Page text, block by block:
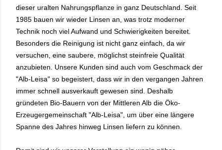
dieser uralten Nahrungspflanze in ganz Deutschland. Seit
1985 bauen wir wieder Linsen an, was trotz moderner
Technik noch viel Aufwand und Schwierigkeiten bereitet.
Besonders die Reinigung ist nicht ganz einfach, da wir
versuchen, eine saubere, möglichst steinfreie Qualität
anzubieten. Unsere Kunden sind auch vom Geschmack der
"Alb-Leisa" so begeistert, dass wir in den vergangen Jahren
immer schnell ausverkauft gewesen sind. Deshalb
gründeten Bio-Bauern von der Mittleren Alb die Öko-
Erzeugergemeinschaft "Alb-Leisa", um über eine längere
Spanne des Jahres hinweg Linsen liefern zu können.